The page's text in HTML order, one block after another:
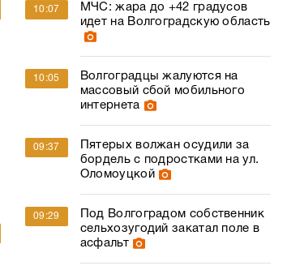
10:07
МЧС: жара до +42 градусов
идет на Волгоградскую область
10:05
Волгоградцы жалуются на
массовый сбой мобильного
интернета
09:37
Пятерых волжан осудили за
бордель с подростками на ул.
Оломоуцкой
09:29
Под Волгоградом собственник
сельхозугодий закатал поле в
асфальт